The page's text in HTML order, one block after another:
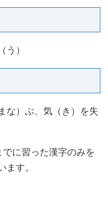
う）
な）ぶ、気（き）を失
に習った漢字のみを
す。